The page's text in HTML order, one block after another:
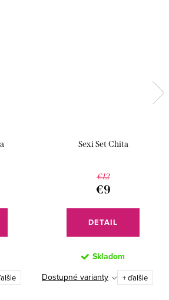
Sexi Set Chita
€12
€9
DETAIL
Skladom
Dostupné varianty
+ ďalšie